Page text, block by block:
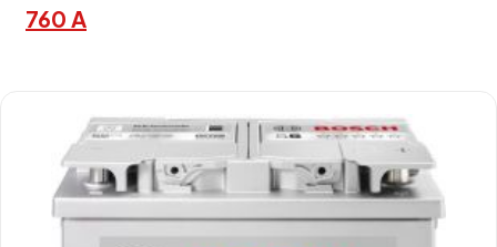
760 A